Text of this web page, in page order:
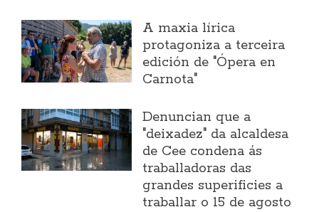
A maxia lírica
protagoniza a terceira
edición de "Ópera en
Carnota"
Denuncian que a
"deixadez" da alcaldesa
de Cee condena ás
traballadoras das
grandes superificies a
traballar o 15 de agosto